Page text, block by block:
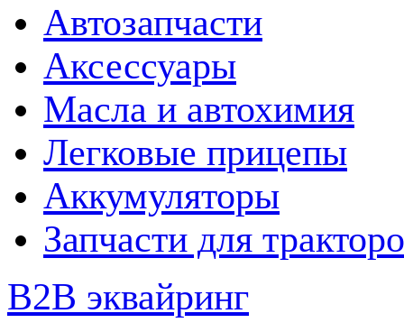
Автозапчасти
Аксессуары
Масла и автохимия
Легковые прицепы
Аккумуляторы
Запчасти для
B2B эквайринг